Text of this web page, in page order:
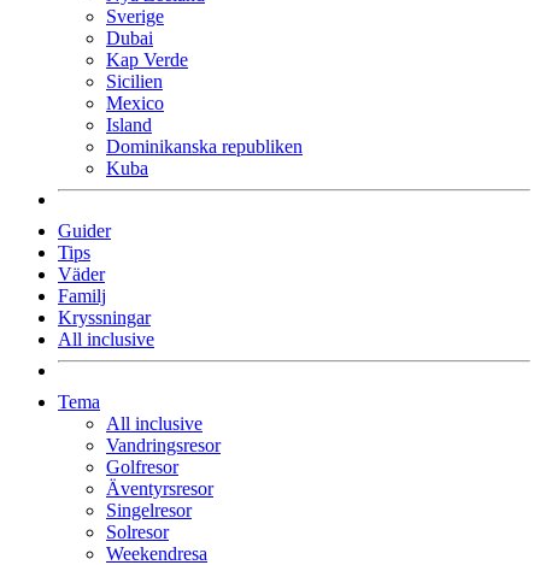
Sverige
Dubai
Kap Verde
Sicilien
Mexico
Island
Dominikanska republiken
Kuba
Guider
Tips
Väder
Familj
Kryssningar
All inclusive
Tema
All inclusive
Vandringsresor
Golfresor
Äventyrsresor
Singelresor
Solresor
Weekendresa